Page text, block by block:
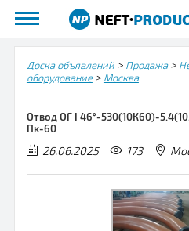
Доска объявлений> Продажа>
оборудование> Москва
Отвод ОГ I 46°-530​(10К60)-
Пк-60
26.06.2025 173